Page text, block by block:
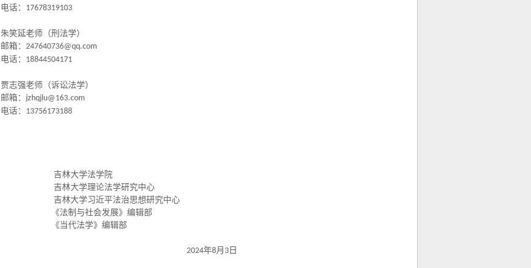
电话： 17678319103
朱笑延老师（刑法学）
邮箱： 247640736@qq.com
电话： 18844504171
贾志强老师（诉讼法学）
邮箱： jzhqjlu@163.com
电话： 13756173188
吉林大学法学院
吉林大学理论法学研究中心
吉林大学习近平法治思想研究中心
《法制与社会发展》编辑部
《当代法学》编辑部
2024年8月 3日